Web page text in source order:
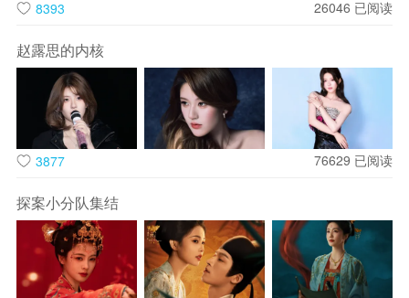
还是独自探索新的领域，她都能活得饱满而自足。真正的快乐
终向前，她用自己独特的方式告诉我们，做自己，也可以很精
在综艺镜头前，她的笑语从不是刻意迎合的热闹，而是发自内
心的松弛与亲和。《快乐大本营》的舞台上，她不会争抢话题
音化解尴尬，让氛围变得轻松又温暖；《乘风破浪的姐姐》
里，面对高强度的舞台训练，她偶尔会因紧张露出腼腆的笑，
但转头又会握着队友的手说 “咱们一起再练一遍”，那份笑意里
8393 26046 已阅读
赵露思的内核
3877 76629 已阅读
探案小分队集结